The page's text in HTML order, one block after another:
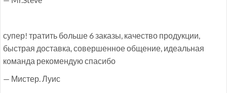
супер! тратить больше 6 заказы, качество продукции,
быстрая доставка, совершенное общение, идеальная
команда рекомендую спасибо
— Мистер. Луис